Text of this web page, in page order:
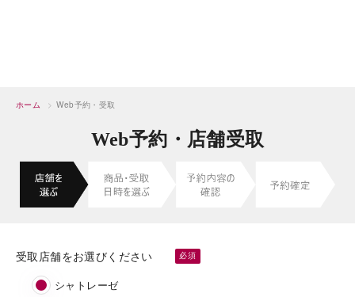
ホーム > Web予約・受取
Web予約・店舗受取
受取店舗をお選びください
シャトレーゼ